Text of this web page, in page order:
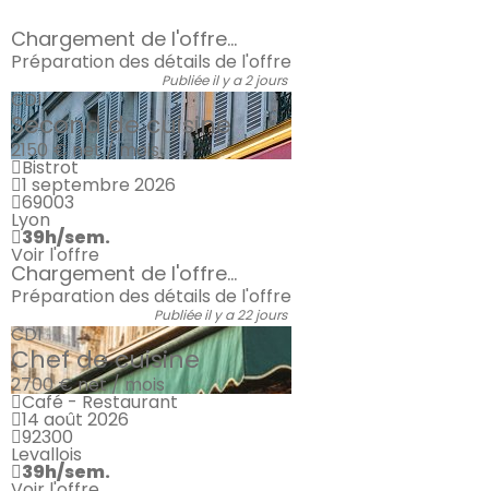
Chargement de l'offre...
Préparation des détails de l'offre
Publiée il y a 2 jours
CDI
Second de cuisine
2150 €net / mois
Bistrot
1 septembre 2026
69003
Lyon
39h/sem.
Voir l'offre
Chargement de l'offre...
Préparation des détails de l'offre
Publiée il y a 22 jours
CDI
Chef de cuisine
2700 €net / mois
Café - Restaurant
14 août 2026
92300
Levallois
39h/sem.